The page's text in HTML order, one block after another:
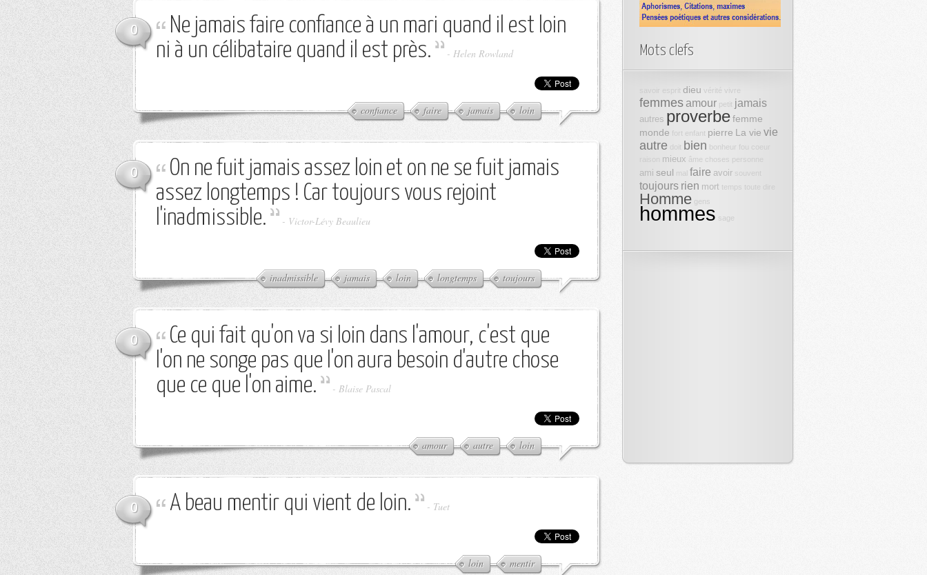
0
Ne jamais faire confiance à un mari quand il est loin
ni à un célibataire quand il est près.
- Helen Rowland
confiance faire jamais loin
0
On ne fuit jamais assez loin et on ne se fuit jamais
assez longtemps ! Car toujours vous rejoint
l'inadmissible.
- Victor-Lévy Beaulieu
inadmissible jamais loin longtemps toujours
0
Ce qui fait qu'on va si loin dans l'amour, c'est que
l'on ne songe pas que l'on aura besoin d'autre chose
que ce que l'on aime.
- Blaise Pascal
amour autre loin
0 A beau mentir qui vient de loin. - Tuet
loin mentir
Mots clefs
dieu vérité vivre
femmesamour petit jamais
autres proverbefemme
monde fort enfant pierre La vie vie
autre doit bien bonheur fou
mieux âme choses personne
ami seul mal faire avoir souvent
toujours rien mort temps toute
Homme gens
hommes sage